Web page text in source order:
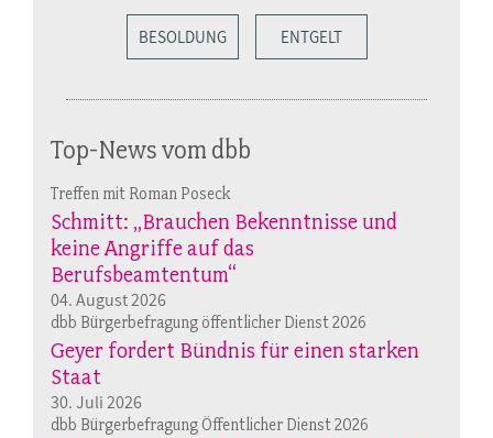
BESOLDUNG ENTGELT
Top-News vom dbb
Treffen mit Roman Poseck
Schmitt: „Brauchen Bekenntnisse und
keine Angriffe auf das
Berufsbeamtentum“
04. August 2026
dbb Bürgerbefragung öffentlicher Dienst 2026
Geyer fordert Bündnis für einen starken
Staat
30. Juli 2026
dbb Bürgerbefragung Öffentlicher Dienst 2026